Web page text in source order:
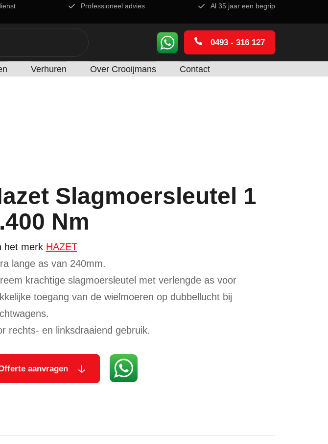
Professioneel advies Al 35 jaar een begrip
0493 - 316 127
Verhuren Over Crooijmans Contact
Slagmoersleutel 1
Nm
het merk HAZET
lange as van 240mm.
krachtige slagmoersleutel met verlengde as voor
toegang van de wielmoeren op dubbellucht bij
rechts- en linksdraaiend gebruik.
aanvragen